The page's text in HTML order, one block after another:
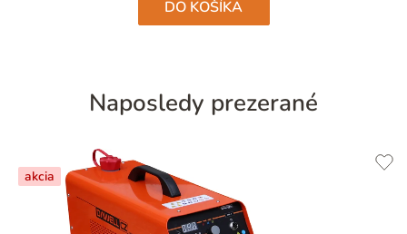
DO KOŠÍKA
Naposledy prezerané
akcia